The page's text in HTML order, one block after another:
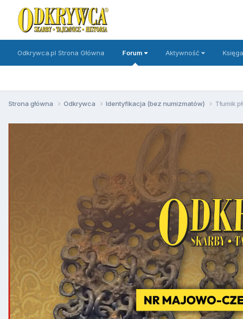
Odkrywca.pl Strona Główna Forum Aktywność
Strona główna Odkrywca Identyfikacja (bez numizmatów) Tłumik